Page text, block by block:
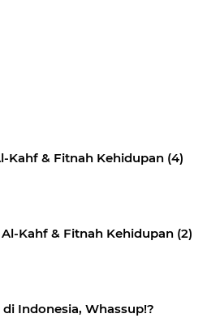
Kahf & Fitnah Kehidupan (4)
Kahf & Fitnah Kehidupan (2)
di Indonesia, Whassup!?